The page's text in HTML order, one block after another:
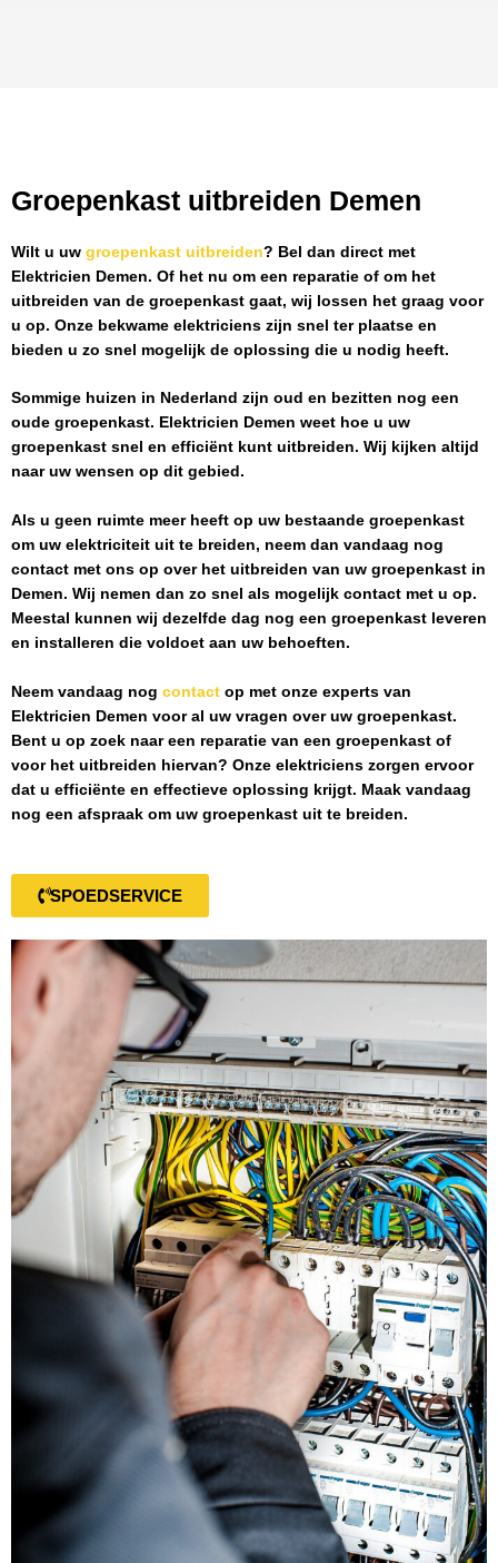
Groepenkast uitbreiden Demen
Wilt u uw groepenkast uitbreiden? Bel dan direct met
Elektricien Demen. Of het nu om een reparatie of om het
uitbreiden van de groepenkast gaat, wij lossen het graag voor
u op. Onze bekwame elektriciens zijn snel ter plaatse en
bieden u zo snel mogelijk de oplossing die u nodig heeft.
Sommige huizen in Nederland zijn oud en bezitten nog een
oude groepenkast. Elektricien Demen weet hoe u uw
groepenkast snel en efficiënt kunt uitbreiden. Wij kijken altijd
naar uw wensen op dit gebied.
Als u geen ruimte meer heeft op uw bestaande groepenkast
om uw elektriciteit uit te breiden, neem dan vandaag nog
contact met ons op over het uitbreiden van uw groepenkast in
Demen. Wij nemen dan zo snel als mogelijk contact met u op.
Meestal kunnen wij dezelfde dag nog een groepenkast leveren
en installeren die voldoet aan uw behoeften.
Neem vandaag nog contact op met onze experts van
Elektricien Demen voor al uw vragen over uw groepenkast.
Bent u op zoek naar een reparatie van een groepenkast of
voor het uitbreiden hiervan? Onze elektriciens zorgen ervoor
dat u efficiënte en effectieve oplossing krijgt. Maak vandaag
nog een afspraak om uw groepenkast uit te breiden.
SPOEDSERVICE